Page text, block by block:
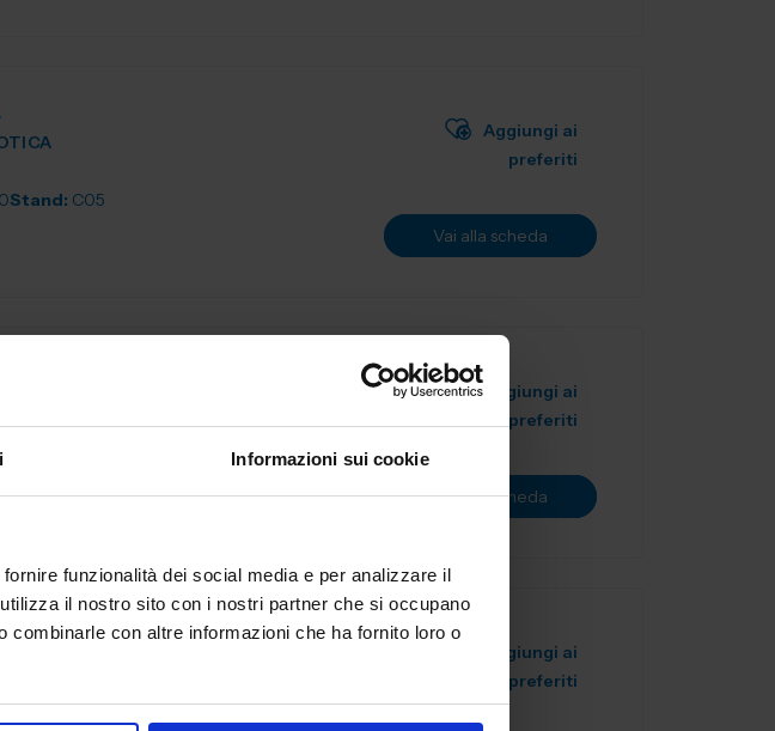
Informazioni sui cookie
funzionalità dei social media e per analizzare il
il nostro sito con i nostri partner che si occupano
combinarle con altre informazioni che ha fornito loro o
Stand: C05
Aggiungi ai
preferiti
Vai alla scheda
Aggiungi ai
preferiti
Vai alla scheda
ITALIANA DI
Aggiungi ai
preferiti